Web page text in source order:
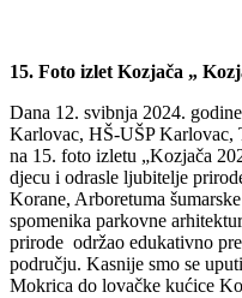
15. Foto izlet Kozjača „
Dana 12. svibnja 2024.
Karlovac, HŠ-UŠP
na 15. foto izletu „Kozjača
djecu i odrasle ljubitelje
Korane, Arboretuma
spomenika parkovne
prirode održao edukativno
području. Kasnije smo se
Mokrica do lovačke kućice